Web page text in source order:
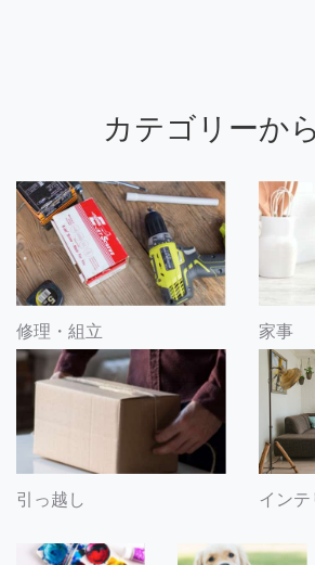
カテゴリーか
修理・組立 家事
引っ越し インテ